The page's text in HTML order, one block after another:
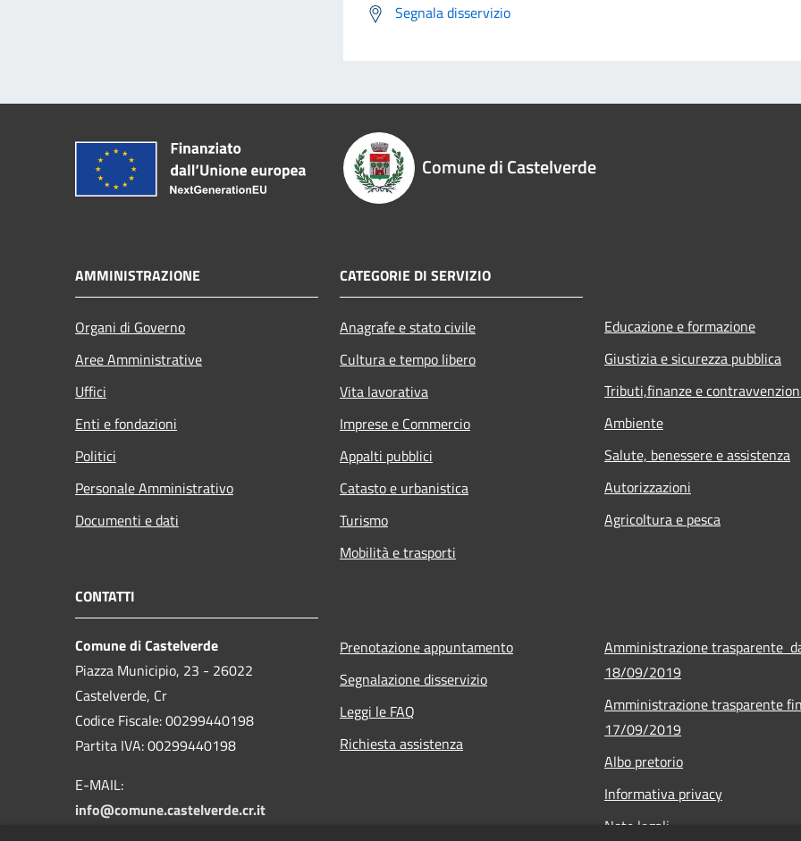
Segnala disservizio
Comune di Castelverde
AMMINISTRAZIONE
Organi di Governo
Aree Amministrative
Uffici
Enti e fondazioni
Politici
Personale Amministrativo
Documenti e dati
CATEGORIE DI SERVIZIO
Anagrafe e stato civile
Cultura e tempo libero
Vita lavorativa
Imprese e Commercio
Appalti pubblici
Catasto e urbanistica
Turismo
Mobilità e trasporti
Educazione e formazione
Giustizia e sicurezza pubblica
Tributi,finanze e
Ambiente
Salute, benessere e assistenza
Autorizzazioni
Agricoltura e pesca
CONTATTI
Comune di Castelverde
Piazza Municipio, 23 - 26022
Castelverde, Cr
Codice Fiscale: 00299440198
Partita IVA: 00299440198
E-MAIL:
info@comune.castelverde.cr.it
Prenotazione appuntamento
Segnalazione disservizio
Leggi le FAQ
Richiesta assistenza
Amministrazione trasparente
18/09/2019
Amministrazione trasparente
17/09/2019
Albo pretorio
Informativa privacy
Note legali